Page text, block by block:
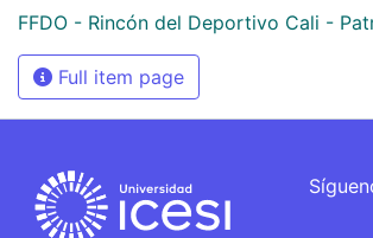
FFDO - Rincón del Deportivo Cali -
Full item page